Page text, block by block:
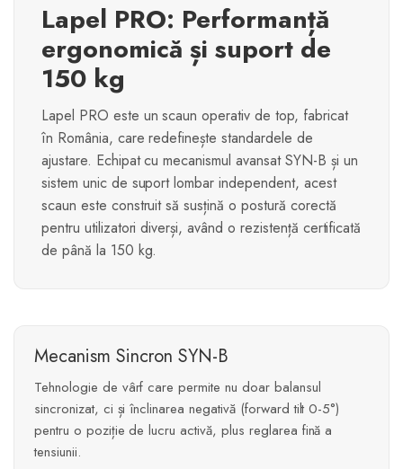
Lapel PRO: Performanță
ergonomică și suport de
150 kg
Lapel PRO este un scaun operativ de top, fabricat
în România, care redefinește standardele de
ajustare. Echipat cu mecanismul avansat SYN-B și un
sistem unic de suport lombar independent, acest
scaun este construit să susțină o postură corectă
pentru utilizatori diverși, având o rezistență certificată
de până la 150 kg.
Mecanism Sincron SYN-B
Tehnologie de vârf care permite nu doar balansul
sincronizat, ci și înclinarea negativă (forward tilt 0-5°)
pentru o poziție de lucru activă, plus reglarea fină a
tensiunii.